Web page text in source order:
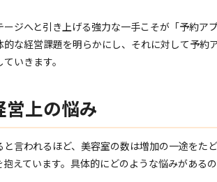
ジへと引き上げる強力な一手こそが「予約アプ
な経営課題を明らかにし、それに対して予約
いきます。
営上の悩み
言われるほど、美容室の数は増加の一途をた
えています。具体的にどのような悩みがある